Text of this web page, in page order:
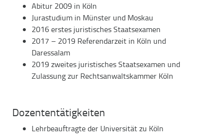
Abitur 2009 in Köln
Jurastudium in Münster und Moskau
2016 erstes juristisches Staatsexamen
2017 – 2019 Referendarzeit in Köln und
Daressalam
2019 zweites juristisches Staatsexamen und
Zulassung zur Rechtsanwaltskammer Köln
Dozententätigkeiten
Lehrbeauftragte der Universität zu Köln